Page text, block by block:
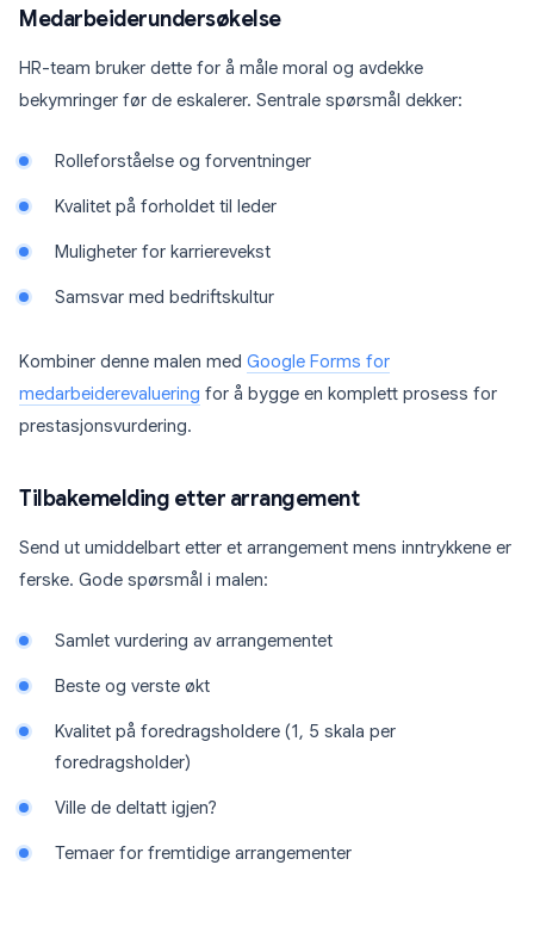
Medarbeiderundersøkelse
HR-team bruker dette for å måle moral og avdekke
bekymringer før de eskalerer. Sentrale spørsmål dekker:
Rolleforståelse og forventninger
Kvalitet på forholdet til leder
Muligheter for karrierevekst
Samsvar med bedriftskultur
Kombiner denne malen med Google Forms for
medarbeiderevaluering for å bygge en komplett prosess for
prestasjonsvurdering.
Tilbakemelding etter arrangement
Send ut umiddelbart etter et arrangement mens inntrykkene er
ferske. Gode spørsmål i malen:
Samlet vurdering av arrangementet
Beste og verste økt
Kvalitet på foredragsholdere (1, 5 skala per
foredragsholder)
Ville de deltatt igjen?
Temaer for fremtidige arrangementer